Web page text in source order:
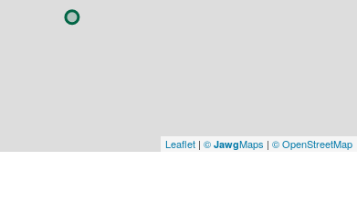
Leaflet | © JawgMaps | © OpenStreetMap